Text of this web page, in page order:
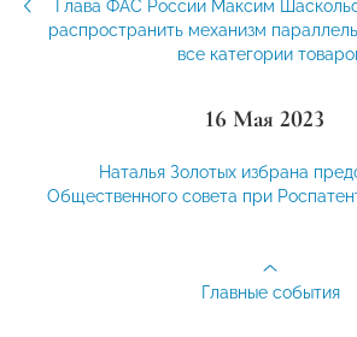
Глава ФАС России Максим
распространить механизм
все категории
16 Мая 2023
Наталья Золотых избрана
Общественного совета при
Главные события